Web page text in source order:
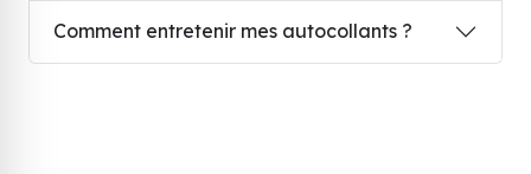
Comment entretenir mes autocollants ?